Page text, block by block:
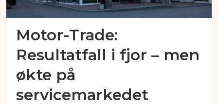
Motor-Trade:
Resultatfall i fjor – men
økte på
servicemarkedet